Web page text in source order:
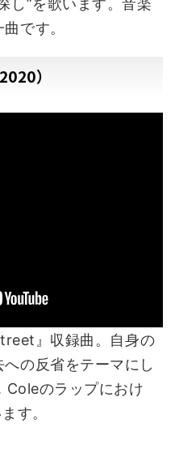
し”を歌います。音楽
です。
）
』収録曲。自身の
の反省をテーマにし
Coleのラップにおけ
す。